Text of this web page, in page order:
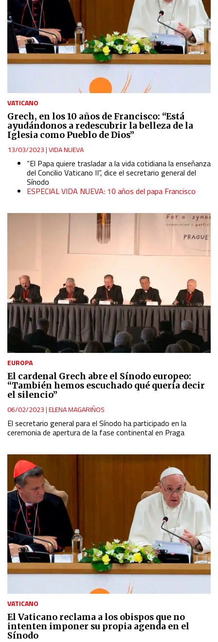
VATICANO
Grech, en los 10 años de Francisco: “Está
ayudándonos a redescubrir la belleza de la
Iglesia como Pueblo de Dios”
13/03/2023|VIDA NUEVA
“El Papa quiere trasladar a la vida cotidiana la enseñanza
del Concilio Vaticano II”, dice el secretario general del
Sínodo
ESPECIAL VIDA NUEVA: 10 años del papa Francisco
EUROPA
El cardenal Grech abre el Sínodo europeo:
“También hemos escuchado qué quería decir
el silencio”
06/02/2023|ELENA MAGARIÑOS
El secretario general para el Sínodo ha participado en la
ceremonia de apertura de la fase continental en Praga
VATICANO
El Vaticano reclama a los obispos que no
intenten imponer su propia agenda en el
Sínodo